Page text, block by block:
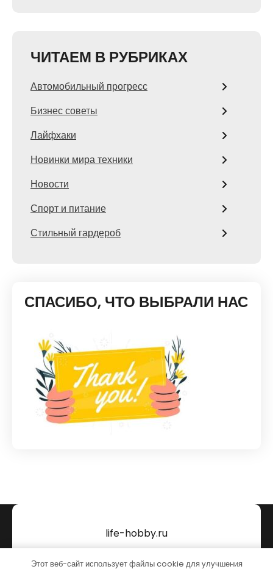
ЧИТАЕМ В РУБРИКАХ
Автомобильный прогресс
Бизнес советы
Лайфхаки
Новинки мира техники
Новости
Спорт и питание
Стильный гардероб
СПАСИБО, ЧТО ВЫБРАЛИ НАС
life-hobby.ru
Тема от Grace Themes
Этот веб-сайт использует файлы cookie для улучшения